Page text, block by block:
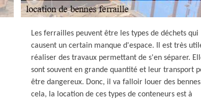
Les ferrailles peuvent être les types de déchets qui
causent un certain manque d'espace. Il est très
réaliser des travaux permettant de s'en séparer.
sont souvent en grande quantité et leur transport
être dangereux. Donc, il va falloir louer des
cela, la location de ces types de conteneurs est à